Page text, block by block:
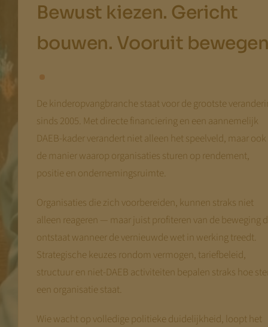
Bewust kiezen. Gericht
bouwen. Vooruit bewegen
De kinderopvangbranche staat voor de grootste
sinds 2005. Met directe financiering en een aannemelijk
DAEB-kader verandert niet alleen het speelveld, maar ook
de manier waarop organisaties sturen op rendement,
positie en ondernemingsruimte.
Organisaties die zich voorbereiden, kunnen straks niet
alleen reageren — maar juist profiteren van de beweging
ontstaat wanneer de vernieuwde wet in werking treedt.
Strategische keuzes rondom vermogen, tariefbeleid,
structuur en niet-DAEB activiteiten bepalen straks hoe
een organisatie staat.
Wie wacht op volledige politieke duidelijkheid, loopt het